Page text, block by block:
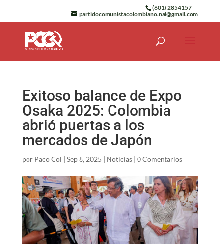
(601) 2854157
partidocomunistacolombiano.nal@gmail.com
Exitoso balance de Expo
Osaka 2025: Colombia
abrió puertas a los
mercados de Japón
por Paco Col | Sep 8, 2025 | Noticias| 0 Comentarios